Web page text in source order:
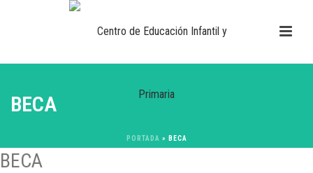
BECA
PORTADA » BECA
BECA